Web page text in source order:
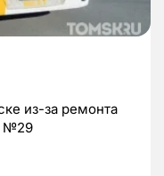
из-за ремонта
№29